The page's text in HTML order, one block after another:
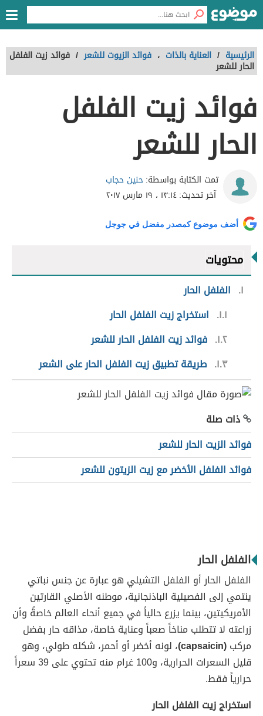
الرئيسية / العناية بالذات ، فوائد الزيوت للشعر / فوائد زيت الفلفل
الحار للشعر
فوائد زيت الفلفل
الحار للشعر
تمت الكتابة بواسطة:حنين حجاب
آخر تحديث:١٣:١٤ ، ١٩ مارس ٢٠١٧
أضف موضوع كمصدر مفضل في جوجل
محتويات
١
الفلفل الحار
١.١
استخراج زيت الفلفل الحار
١.٢ فوائد زيت الفلفل الحار للشعر
١.٣ طريقة تطبيق زيت الفلفل الحار على الشعر
ذات صلة
فوائد الزيت الحار للشعر
فوائد الفلفل الأخضر مع زيت الزيتون للشعر
الفلفل الحار
الفلفل الحار أو الفلفل التشيلي هو عبارة عن جنس نباتي
ينتمي إلى الفصيلية الباذنجانية، موطنه الأصلي القارتين
الأمريكيتين، بينما يزرع حالياً في جميع أنحاء العالم خاصةً وأن
زراعته لا تتطلب مناخاً صعباً وعناية خاصة، مذاقه حار بفضل
مركب(capsaicin)
، لونه أخضر أو أحمر، شكله طولي، وهو
قليل السعرات الحرارية، و100 غرام منه تحتوي على 39 سعراً
حرارياً فقط.
استخراج زيت الفلفل الحار